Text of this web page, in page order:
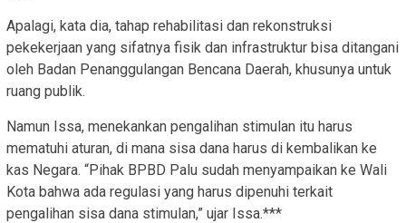
Apalagi, kata dia, tahap rehabilitasi dan rekonstruksi
pekekerjaan yang sifatnya fisik dan infrastruktur bisa ditangani
oleh Badan Penanggulangan Bencana Daerah, khusunya untuk
ruang publik.
Namun Issa, menekankan pengalihan stimulan itu harus
mematuhi aturan, di mana sisa dana harus di kembalikan ke
kas Negara. “Pihak BPBD Palu sudah menyampaikan ke Wali
Kota bahwa ada regulasi yang harus dipenuhi terkait
pengalihan sisa dana stimulan,” ujar Issa.***